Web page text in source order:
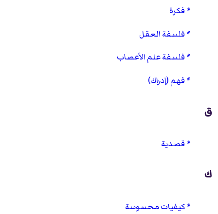
فكرة
فلسفة العقل
فلسفة علم الأعصاب
فهم (إدراك)
ق
قصدية
ك
كيفيات محسوسة